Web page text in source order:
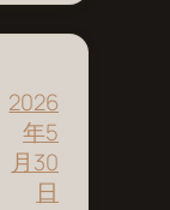
2026
年5
月30
日